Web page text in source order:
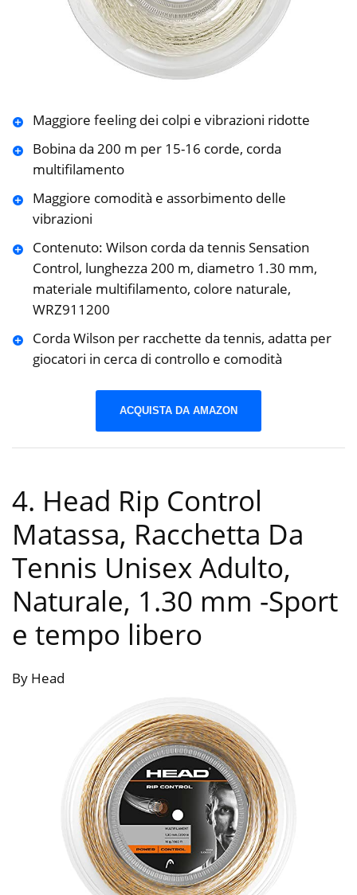
Maggiore feeling dei colpi e vibrazioni ridotte
Bobina da 200 m per 15-16 corde, corda
multifilamento
Maggiore comodità e assorbimento delle
vibrazioni
Contenuto: Wilson corda da tennis Sensation
Control, lunghezza 200 m, diametro 1.30 mm,
materiale multifilamento, colore naturale,
WRZ911200
Corda Wilson per racchette da tennis, adatta per
giocatori in cerca di controllo e comodità
ACQUISTA DA AMAZON
4. Head Rip Control
Matassa, Racchetta Da
Tennis Unisex Adulto,
Naturale, 1.30 mm -Sport
e tempo libero
By Head